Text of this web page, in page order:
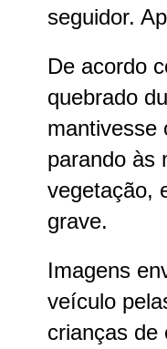
seguidor.
De acordo
quebrado
mantivesse
parando às
vegetação,
grave.
Imagens
veículo
crianças de